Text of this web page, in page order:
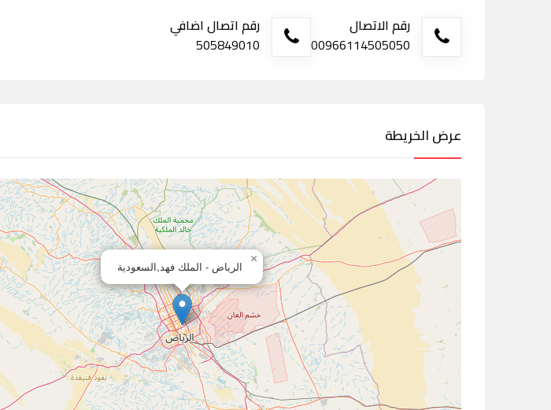
رقم الاتصال
00966114505050
رقم اتصال اضافي
505849010
عرض الخريطة
الرياض - الملك فهد,السعودية
×